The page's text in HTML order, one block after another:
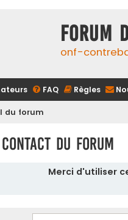
FORUM
onf-
FAQ Règles
du forum
du forum
Merci d'utiliser